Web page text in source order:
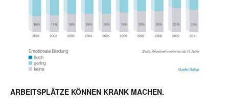
ARBEITSPLÄTZE KÖNNEN KRANK MACHEN.